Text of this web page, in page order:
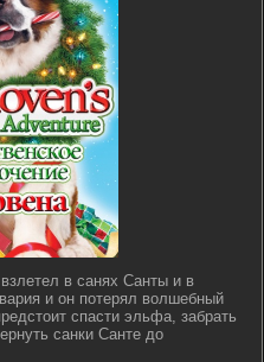
в санях Санты и в
и он потерял волшебный
спасти эльфа, забрать
санки Санте до